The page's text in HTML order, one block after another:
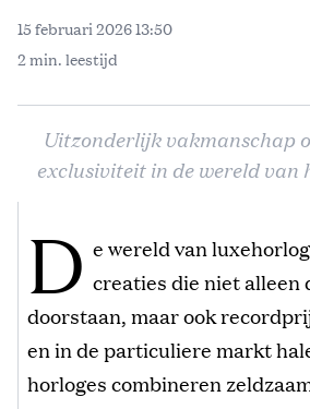
15 februari 2026 13:50
2 min. leestijd
Uitzonderlijk vakmanschap
exclusiviteit in de wereld van
D e wereld van
creaties die niet alleen
doorstaan, maar ook
en in de particuliere markt
horloges combineren